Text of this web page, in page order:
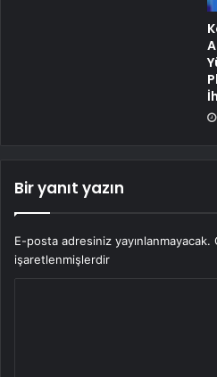
Bir yanıt yazın
E-posta adresiniz yayınlanmayacak.
işaretlenmişlerdir